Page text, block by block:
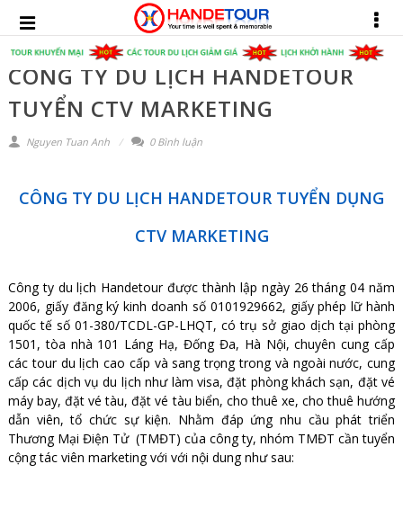
CÔNG TY DU LỊCH HANDETOUR
TUYỂN CTV MARKETING
Nguyen Tuan Anh 0 Bình luận
CÔNG TY DU LỊCH HANDETOUR TUYỂN DỤNG
CTV MARKETING
Công ty du lịch Handetour được thành lập ngày 26 tháng 04 năm
2006, giấy đăng ký kinh doanh số 0101929662, giấy phép lữ hành
quốc tế số 01-380/TCDL-GP-LHQT, có trụ sở giao dịch tại phòng
1501, tòa nhà 101 Láng Hạ, Đống Đa, Hà Nội, chuyên cung cấp
cáctour du lịch cao cấp và sang trọng trong và ngoài nước, cung
cấp các dịch vụ du lịch như làm visa, đặt phòng khách sạn, đặt vé
máy bay, đặt vé tàu, đặt vé tàu biển, cho thuê xe, cho thuê hướng
dẫn viên, tổ chức sự kiện. Nhằm đáp ứngnhu cầu phát triển
Thương Mại Điện Tử (TMĐT) của công ty, nhóm TMĐT cần tuyển
cộng tác viên marketing với với nội dung như sau: